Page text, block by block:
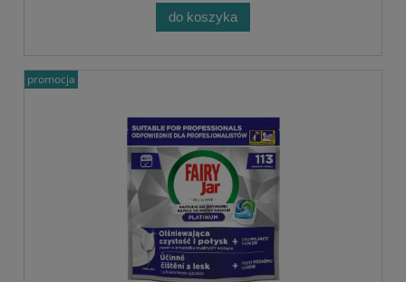
do koszyka
promocja